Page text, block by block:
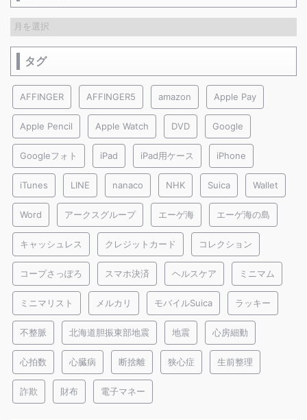
タグ
AFFINGER AFFINGER5 amazon Apple Pay
Apple Pencil Apple Watch DVD Google
Googleフォト iPad iPad用ケース iPhone
iTunes LINE nanaco NHK Suica Wallet
Word アークスグループ エーゲ海 エーゲ海の島
キャッシュレス クレジットカード コレクション
コープさっぽろ スマホ決済 ヘルスケア ミニマム
ミニマリスト メルカリ モバイルSuica ラッキー
不整脈 北海道胆振東部地震 地震 心房細動
心拍数 心臓病 断捨離 狭心症 生前整理
詐欺 財布 電子マネー